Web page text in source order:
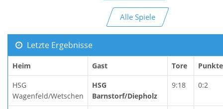
Alle Spiele
Letzte Ergebnisse
Heim Gast Tore Punkte
HSG
Wagenfeld/Wetschen
HSG
Barnstorf/Diepholz
9:18 0:2